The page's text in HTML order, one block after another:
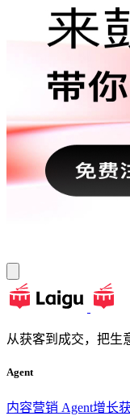
从获客到成交，把生
Agent
内容营销 Agent增长